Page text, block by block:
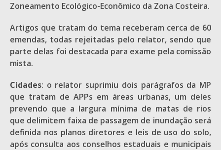
Zoneamento Ecológico-Econômico da Zona Costeira.
Artigos que tratam do tema receberam cerca de 60
emendas, todas rejeitadas pelo relator, sendo que
parte delas foi destacada para exame pela comissão
mista.
Cidades: o relator suprimiu dois parágrafos da MP
que tratam de APPs em áreas urbanas, um deles
prevendo que a largura mínima de matas de rios
que delimitem faixa de passagem de inundação será
definida nos planos diretores e leis de uso do solo,
após consulta aos conselhos estaduais e municipais